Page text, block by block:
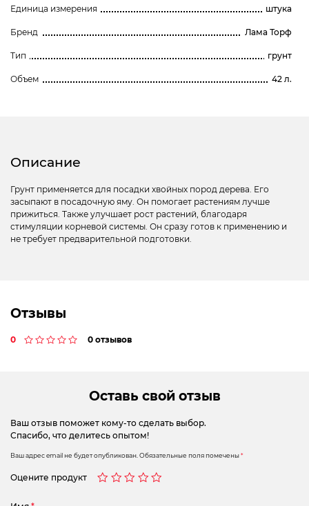
Единица измерения штука
Бренд Лама Торф
Тип грунт
Объем 42 л.
Описание
Грунт применяется для посадки хвойных пород дерева. Его
засыпают в посадочную яму. Он помогает растениям лучше
прижиться. Также улучшает рост растений, благодаря
стимуляции корневой системы. Он сразу готов к применению и
не требует предварительной подготовки.
Отзывы
0 0 отзывов
Оставь свой отзыв
Ваш отзыв поможет кому-то сделать выбор.
Спасибо, что делитесь опытом!
Ваш адрес email не будет опубликован. Обязательные поля помечены*
Оцените продукт